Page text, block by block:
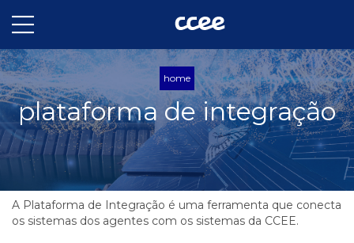
home
plataforma de integração
A Plataforma de Integração é uma ferramenta que conecta
os sistemas dos agentes com os sistemas da CCEE.